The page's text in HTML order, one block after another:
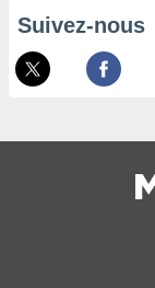
Suivez-nous